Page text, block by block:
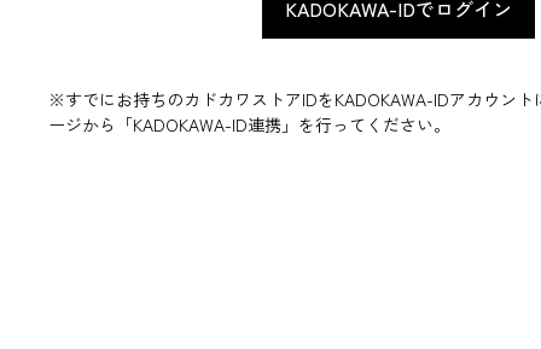
※すでにお持ちのカドカワストアIDをKADOKAWA-IDアカウン
ージから「KADOKAWA-ID連携」を行ってください。